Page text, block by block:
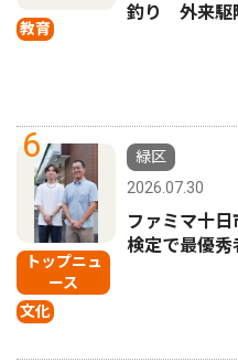
教育
釣り 外来駆
6
トップニュ
ース
文化
緑区
2026.07.30
ファミマ十
検定で最優